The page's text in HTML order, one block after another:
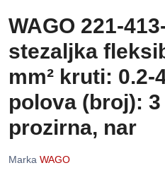
WAGO 221-
stezaljka
mm² kruti: 0.2-
polova (broj): 3
prozirna, nar
Marka WAGO